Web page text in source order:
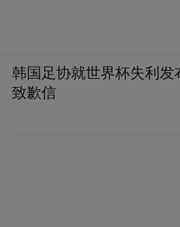
韩国足协就世界杯失利发
致歉信